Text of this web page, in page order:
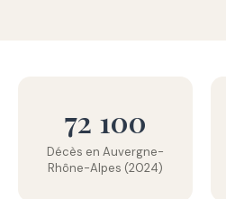
72 100
Décès en Auvergne-
Rhône-Alpes (2024)